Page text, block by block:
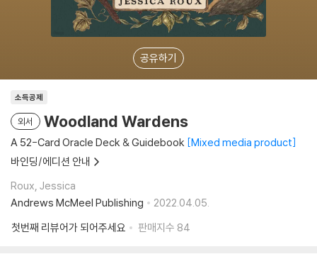
공유하기
소득공제
외서 Woodland Wardens
A 52-Card Oracle Deck & Guidebook Mixed media product
바인딩/에디션 안내
Roux, Jessica
Andrews McMeel Publishing
2022.04.05.
첫번째 리뷰어가 되어주세요
판매지수 84